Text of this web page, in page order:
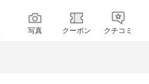
写真 クーポン クチコミ